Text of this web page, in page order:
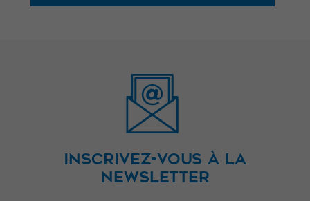
INSCRIVEZ-VOUS À LA
NEWSLETTER